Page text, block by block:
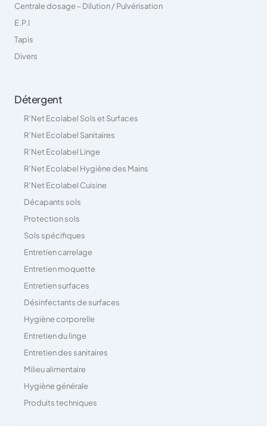
Centrale dosage – Dilution / Pulvérisation
E.P.I
Tapis
Divers
Détergent
R’Net Ecolabel Sols et Surfaces
R’Net Ecolabel Sanitaires
R’Net Ecolabel Linge
R’Net Ecolabel Hygiène des Mains
R’Net Ecolabel Cuisine
Décapants sols
Protection sols
Sols spécifiques
Entretien carrelage
Entretien moquette
Entretien surfaces
Désinfectants de surfaces
Hygiène corporelle
Entretien du linge
Entretien des sanitaires
Milieu alimentaire
Hygiène générale
Produits techniques